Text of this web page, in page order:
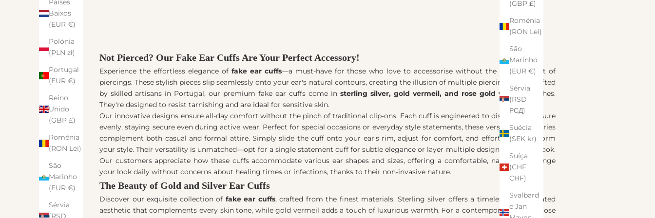
(GBP £)
Roménia
(RON Lei)
São
Marinho
(EUR €)
Sérvia
(RSD
РСД)
Suécia
(SEK kr)
Suíça
(CHF
CHF)
Svalbard
e Jan
Países
Baixos
(EUR €)
Polónia
(PLN zł)
Portugal
(EUR €)
Reino
Unido
(GBP £)
Roménia
(RON Lei)
São
Marinho
(EUR €)
Sérvia
(RSD
Not Pierced? Our Fake Ear Cuffs Are Your Perfect Accessory!
Experience the effortless elegance of fake ear cuffs—a must-have for those who love to accessorise without the commitment of
piercings. These stylish pieces slip seamlessly onto your ear's natural contours, creating the illusion of multiple piercings. Handcrafted
by skilled artisans in Portugal, our premium fake ear cuffs come in sterling silver, gold vermeil, and rose gold vermeilfinishes.
They're designed to resist tarnishing and are ideal for sensitive skin.
Our innovative designs ensure all-day comfort without the pinch of traditional clip-ons. Each cuff is engineered to distribute pressure
evenly, staying secure even during active wear. Perfect for special occasions or everyday style statements, these versatile accessories
complement both casual and formal attire. Simply slide the cuff onto your ear's rim, adjust for comfort, and effortlessly transform
your style. Their versatility is unmatched—opt for a single statement cuff for subtle elegance or layer multiple designs for a bold look.
Our customers appreciate how these cuffs accommodate various ear shapes and sizes, offering a comfortable, natural fit. Change
your look daily without concerns about healing times or infections, thanks to their non-invasive nature.
The Beauty of Gold and Silver Ear Cuffs
Discover our exquisite collection of fake ear cuffs, crafted from the finest materials. Sterling silver offers a timeless, sophisticated
aesthetic that complements every skin tone, while gold vermeil adds a touch of luxurious warmth. For a contemporary look, choose